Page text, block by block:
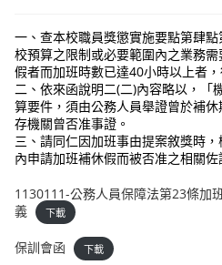
一、查本校職員獎懲實施要點第肆
校預算之限制或必要範圍內之業務
假者而加班時數已達40小時以上者，
二、依來函說明二(二)內容略以，「
算要件，須由公務人員舉證曾於補
存機關曾否准事證。
三、請同仁因加班事由提案敘獎時
內申請加班補休假而被否准之相關佐
1130111-公務人員保障法第23條加
義
下載
保訓會函 下載